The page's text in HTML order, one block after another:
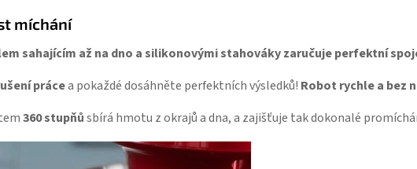
míchání
sahajícím až na dno a silikonovými stahováky zaručuje perfektní
prácea pokaždé dosáhněte perfektních výsledků! Robot rychle a bez
360 stupňůsbírá hmotu z okrajů a dna, a zajišťuje tak dokonalé